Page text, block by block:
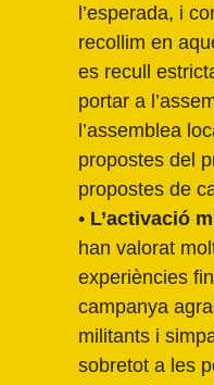
l’esperada, i
recollim en
es recull
portar a
l’assemblea
propostes del
propostes de
• L’activació
han valorat
experiències
campanya
militants i
sobretot a les